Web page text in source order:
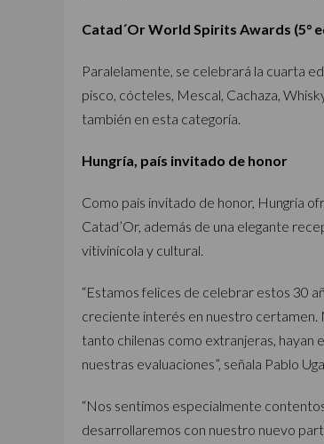
Catad´Or World Spirits Awards (5°
Paralelamente, se celebrará la cuarta
pisco, cócteles, Mescal, Cachaza,
también en esta categoría.
Hungría, país invitado de honor
Como país invitado de honor, Hungría
Catad’Or, además de una elegante
vitivinícola y cultural.
“Estamos felices de celebrar estos 30
creciente interés en nuestro certamen.
tanto chilenas como extranjeras, hayan
nuestras evaluaciones”, señala Pablo
“Nos sentimos especialmente
desarrollaremos con nuestro nuevo